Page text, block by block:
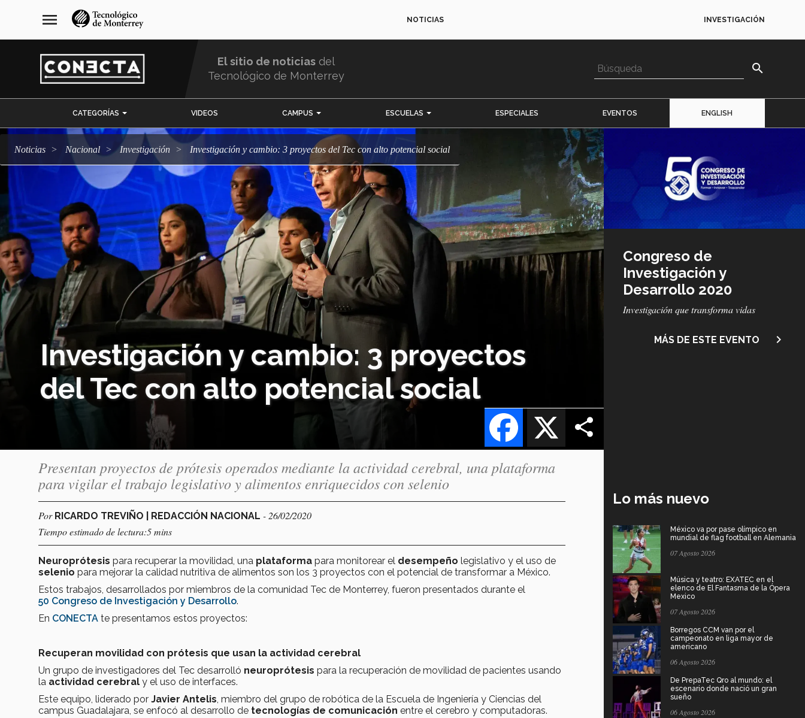
navegación
principal
menu NOTICIAS INVESTIGACIÓN
El sitio de noticias del
Tecnológico de Monterrey
search
CATEGORÍAS VIDEOS CAMPUS ESCUELAS ESPECIALES EVENTOS ENGLISH
Noticias Nacional Investigación Investigación y cambio: 3 proyectos del Tec con alto potencial social
Investigación y cambio: 3 proyectos
del Tec con alto potencial social
X
Facebook
Imagen
o
logo
Congreso de
Investigación y
Desarrollo 2020
Subtítulo
Investigación que transforma vidas
MÁS DE ESTE EVENTO navigate_next
Presentan proyectos de prótesis operados mediante la actividad cerebral, una plataforma
para vigilar el trabajo legislativo y alimentos enriquecidos con selenio
Por RICARDO TREVIÑO | REDACCIÓN NACIONAL - 26/02/2020
Tiempo estimado de lectura:5 mins
Neuroprótesis para recuperar la movilidad, una plataforma para monitorear el desempeño legislativo y el uso de
selenio para mejorar la calidad nutritiva de alimentos son los 3 proyectos con el potencial de transformar a México.
Estos trabajos, desarrollados por miembros de la comunidad Tec de Monterrey, fueron presentados durante el
50 Congreso de Investigación y Desarrollo.
En CONECTA te presentamos estos proyectos:
Recuperan movilidad con prótesis que usan la actividad cerebral
Un grupo de investigadores del Tec desarrolló neuroprótesis para la recuperación de movilidad de pacientes usando
la actividad cerebral y el uso de interfaces.
Este equipo, liderado por Javier Antelis, miembro del grupo de robótica de la Escuela de Ingeniería y Ciencias del
campus Guadalajara, se enfocó al desarrollo de tecnologías de comunicación entre el cerebro y computadoras.
Lo más nuevo
México va por pase olímpico en
mundial de flag football en Alemania
07 Agosto 2026
Música y teatro: EXATEC en el
elenco de El Fantasma de la Ópera
Mexico
07 Agosto 2026
Borregos CCM van por el
campeonato en liga mayor de
americano
06 Agosto 2026
De PrepaTec Qro al mundo: el
escenario donde nació un gran
sueño
06 Agosto 2026